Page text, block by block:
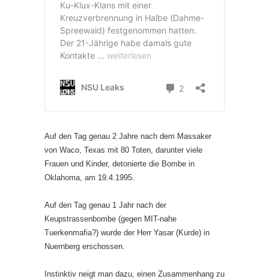
Auf den Tag genau 2 Jahre nach dem Massaker
von Waco, Texas mit 80 Toten, darunter viele
Frauen und Kinder, detonierte die Bombe in
Oklahoma, am 19.4.1995.
Auf den Tag genau 1 Jahr nach der
Keupstrassenbombe (gegen MIT-nahe
Tuerkenmafia?) wurde der Herr Yasar (Kurde) in
Nuernberg erschossen.
Instinktiv neigt man dazu, einen Zusammenhang zu